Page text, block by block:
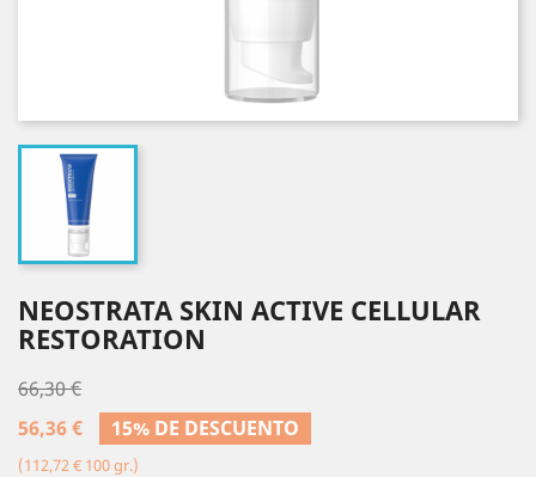
NEOSTRATA SKIN ACTIVE CELLULAR
RESTORATION
66,30 €
56,36 €
15% DE DESCUENTO
(112,72 € 100 gr.)